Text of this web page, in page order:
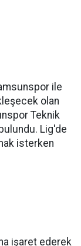
ile
olan
Teknik
Lig'de
isterken
işaret ederek